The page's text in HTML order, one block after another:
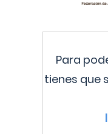
Para
tienes que